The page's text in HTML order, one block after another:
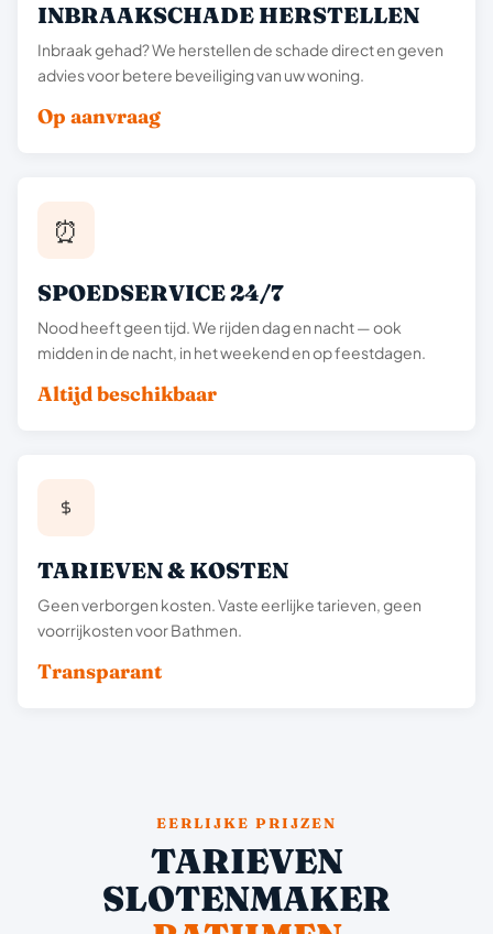
INBRAAKSCHADE HERSTELLEN
Inbraak gehad? We herstellen de schade direct en geven
advies voor betere beveiliging van uw woning.
Op aanvraag
⏰
SPOEDSERVICE 24/7
Nood heeft geen tijd. We rijden dag en nacht — ook
midden in de nacht, in het weekend en op feestdagen.
Altijd beschikbaar
TARIEVEN & KOSTEN
Geen verborgen kosten. Vaste eerlijke tarieven, geen
voorrijkosten voor Bathmen.
Transparant
EERLIJKE PRIJZEN
TARIEVEN
SLOTENMAKER